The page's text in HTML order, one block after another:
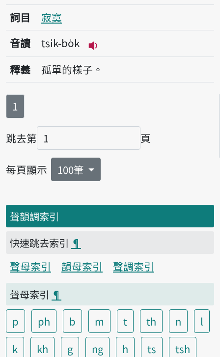
詞目
寂寞
音讀
tsi̍k-bo̍k
播放音讀tsi̍k-bo̍k
釋義 孤單的樣子。
第
1
跳去第
頁碼
頁
每頁顯示 100筆
聲韻調索引
快速跳去索引 ¶
聲母索引
韻母索引
聲調索引
聲母索引 ¶
p
ph b m t th n
l
k
kh g ng h ts
tsh